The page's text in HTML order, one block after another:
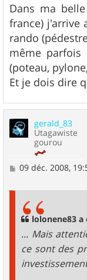
s
s
a
g
e
Dans ma
france) j'arrive
rando
même parfois
(poteau,
Et je dois dire
gerald_83
Utagawiste
gourou
M
09 déc. 2008,
lolonene83 a
... Mais
ce sont des